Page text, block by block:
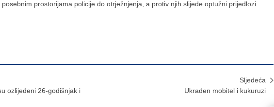
prostorijama policije do otrježnjenja, a protiv njih slijede optužni prijedlozi.
ozlijeđeni 26-godišnjak i
Sljedeća
Ukraden mobitel i kukuruzi